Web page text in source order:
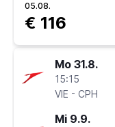
05.08.
€ 116
Mo 31.8.
15:15
VIE - CPH
Mi 9.9.